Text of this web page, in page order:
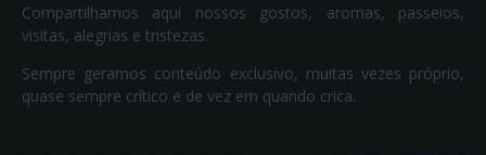
Compartilhamos aqui nossos gostos, aromas, passeios,
visitas, alegrias e tristezas.
Sempre geramos conteúdo exclusivo, muitas vezes próprio,
quase sempre crítico e de vez em quando crica.